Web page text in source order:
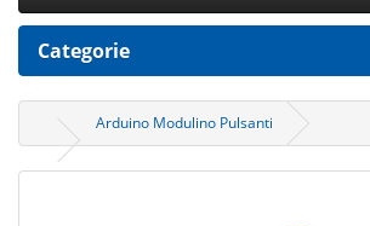
Categorie
Arduino Modulino Pulsanti